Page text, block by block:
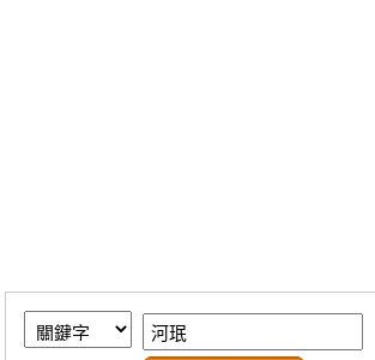
繪圖藝廊
交流中心